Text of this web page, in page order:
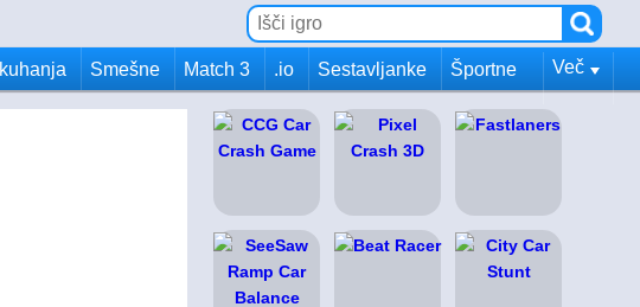
kuhanja Smešne Match 3 .io Sestavljanke Športne Več